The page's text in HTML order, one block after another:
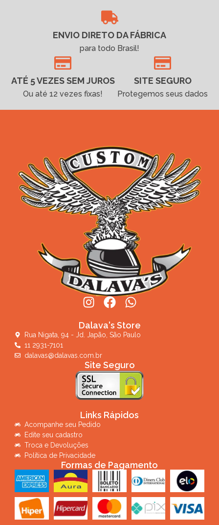
ENVIO DIRETO DA FÁBRICA
para todo Brasil!
ATÉ 5 VEZES SEM JUROS
Ou até 12 vezes fixas!
SITE SEGURO
Protegemos seus dados
Dalava's Store
Rua Nigata, 94 - Jd. Japão, São Paulo
11 2931-7101
dalavas@dalavas.com.br
Site Seguro
Links Rápidos
Acompanhe seu Pedido
Edite seu cadastro
Troca e Devoluções
Política de Privacidade
Formas de Pagamento